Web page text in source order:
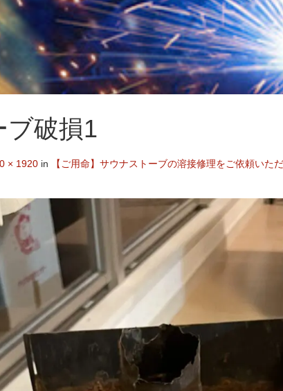
ブ破損1
× 1920 in
【ご用命】サウナストーブの溶接修理をご依頼いた